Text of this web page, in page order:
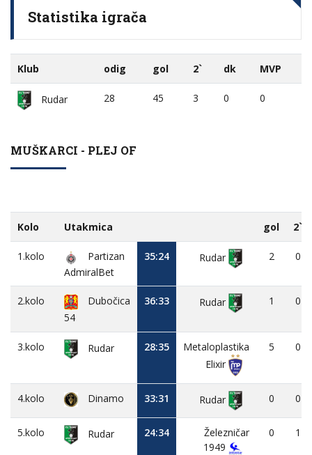
Statistika igrača
Klub odig gol 2` dk MVP
Rudar 28 45 3 0 0
MUŠKARCI - PLEJ OF
Kolo Utakmica gol 2`
1.kolo
Partizan
AdmiralBet
35:24 Rudar 2 0
2.kolo
Dubočica
54
36:33 Rudar 1 0
3.kolo Rudar 28:35
Metaloplastika
Elixir
5 0
4.kolo Dinamo 33:31 Rudar 0 0
5.kolo Rudar 24:34
Železničar
1949
0 1